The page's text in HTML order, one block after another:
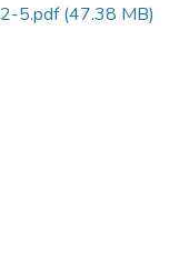
5.pdf(47.38 MB)